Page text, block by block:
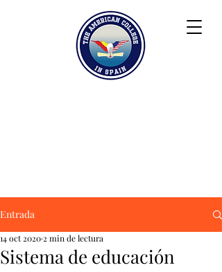
Entrada
Sistema de educación
14 oct 2020 2 min de lectura